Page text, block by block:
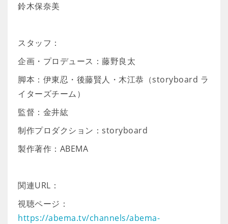
鈴木保奈美
スタッフ：
企画・プロデュース：藤野良太
脚本：伊東忍・後藤賢人・木江恭（storyboard ラ
イターズチーム）
監督：金井紘
制作プロダクション：storyboard
製作著作：ABEMA
関連URL：
視聴ページ：
https://abema.tv/channels/abema-